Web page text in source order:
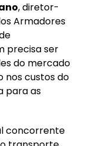
, diretor-
Armadores
precisa ser
do mercado
nos custos do
para as
concorrente